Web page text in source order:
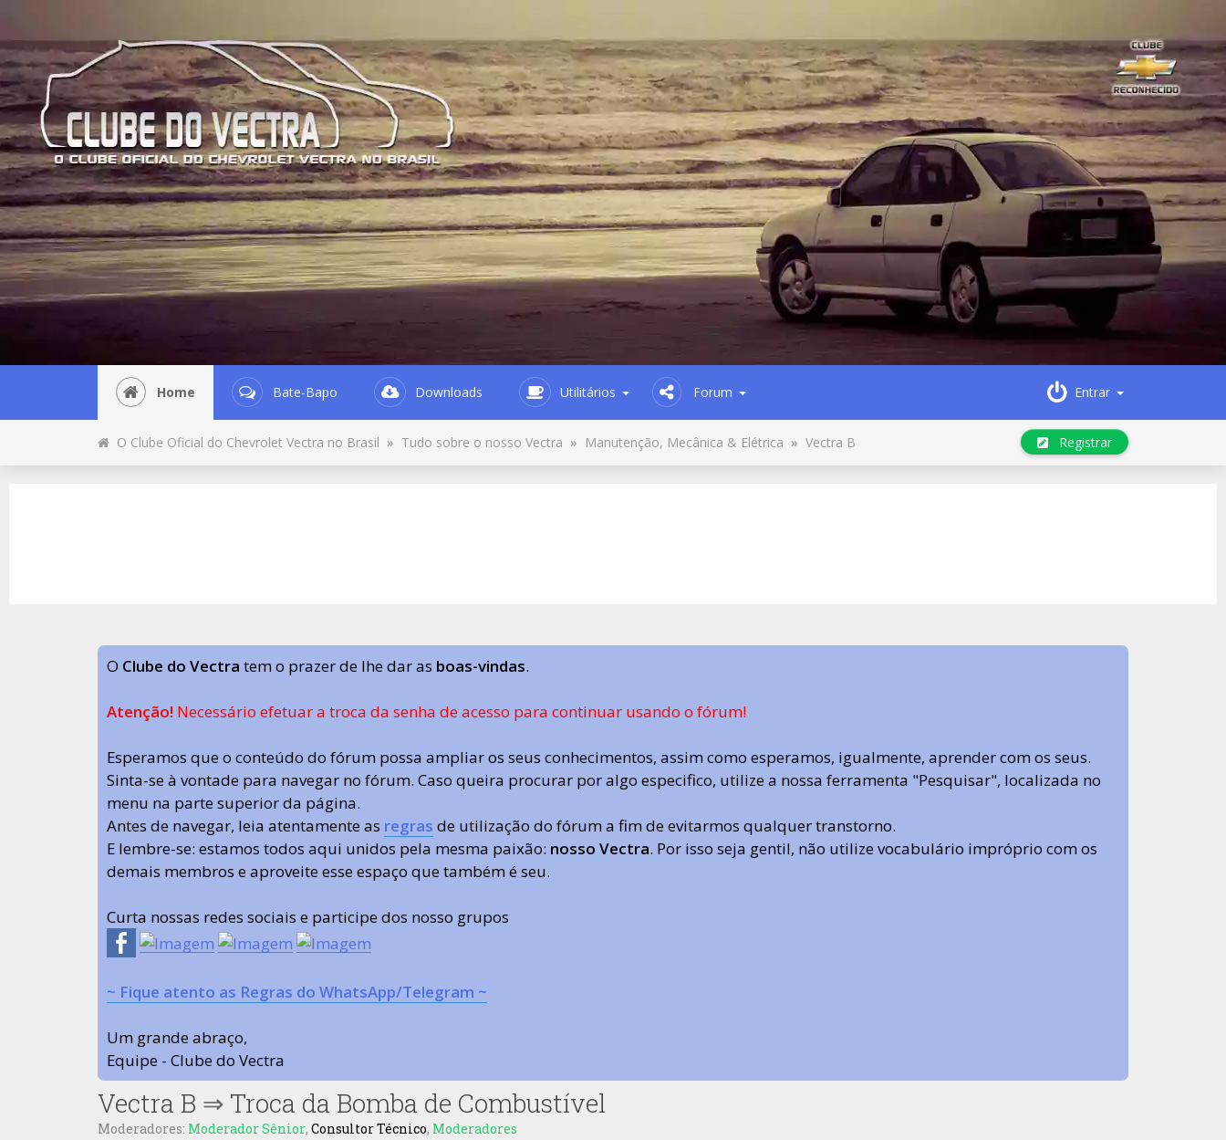
Home Bate-Bapo Downloads Utilitários Forum Entrar
O Clube Oficial do Chevrolet Vectra no Brasil » Tudo sobre o nosso Vectra » Manutenção, Mecânica & Elétrica » Vectra B Registrar
O Clube do Vectra tem o prazer de lhe dar as boas-vindas.
Atenção! Necessário efetuar a troca da senha de acesso para continuar usando o fórum!
Esperamos que o conteúdo do fórum possa ampliar os seus conhecimentos, assim como esperamos, igualmente, aprender com os seus.
Sinta-se à vontade para navegar no fórum. Caso queira procurar por algo especifico, utilize a nossa ferramenta "Pesquisar", localizada no
menu na parte superior da página.
Antes de navegar, leia atentamente as regras de utilização do fórum a fim de evitarmos qualquer transtorno.
E lembre-se: estamos todos aqui unidos pela mesma paixão: nosso Vectra. Por isso seja gentil, não utilize vocabulário impróprio com os
demais membros e aproveite esse espaço que também é seu.
Curta nossas redes sociais e participe dos nosso grupos
~ Fique atento as Regras do WhatsApp/Telegram ~
Um grande abraço,
Equipe - Clube do Vectra
Vectra B ⇒ Troca da Bomba de Combustível
Moderadores: Moderador Sênior, Consultor Técnico, Moderadores